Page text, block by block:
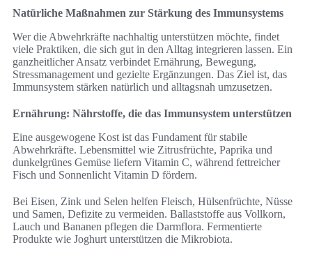
Natürliche Maßnahmen zur Stärkung des Immunsystems
Wer die Abwehrkräfte nachhaltig unterstützen möchte, findet
viele Praktiken, die sich gut in den Alltag integrieren lassen. Ein
ganzheitlicher Ansatz verbindet Ernährung, Bewegung,
Stressmanagement und gezielte Ergänzungen. Das Ziel ist, das
Immunsystem stärken natürlich und alltagsnah umzusetzen.
Ernährung: Nährstoffe, die das Immunsystem unterstützen
Eine ausgewogene Kost ist das Fundament für stabile
Abwehrkräfte. Lebensmittel wie Zitrusfrüchte, Paprika und
dunkelgrünes Gemüse liefern Vitamin C, während fettreicher
Fisch und Sonnenlicht Vitamin D fördern.
Bei Eisen, Zink und Selen helfen Fleisch, Hülsenfrüchte, Nüsse
und Samen, Defizite zu vermeiden. Ballaststoffe aus Vollkorn,
Lauch und Bananen pflegen die Darmflora. Fermentierte
Produkte wie Joghurt unterstützen die Mikrobiota.